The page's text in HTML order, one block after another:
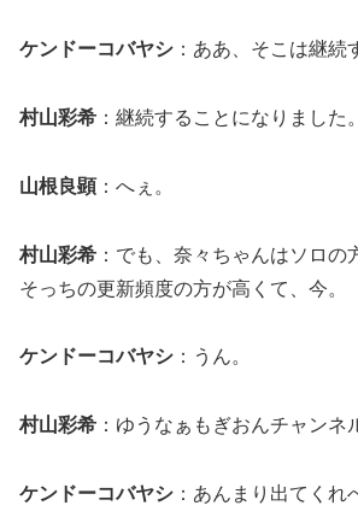
ケンドーコバヤシ ：ああ、そこは継続
村山彩希 ：継続することになりました。
山根良顕：へぇ。
村山彩希 ：でも、奈々ちゃんはソロの
そっちの更新頻度の方が高くて、今。
ケンドーコバヤシ ：うん。
村山彩希 ：ゆうなぁもぎおんチャンネ
ケンドーコバヤシ ：あんまり出てくれ